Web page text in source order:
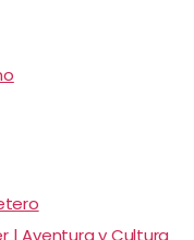
| Aventura y Cultura